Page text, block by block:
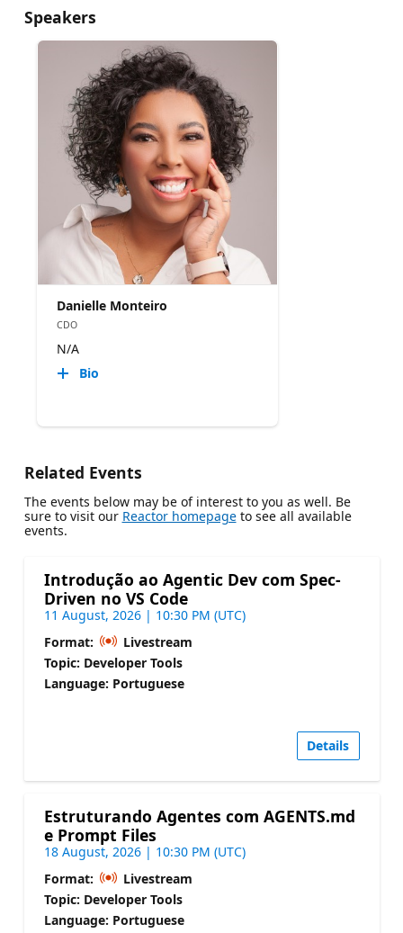
Speakers
Danielle Monteiro
CDO
N/A
Bio
Related Events
The events below may be of interest to you as well. Be
sure to visit our Reactor homepageto see all available
events.
Introdução ao Agentic Dev com Spec-
Driven no VS Code
11 August, 2026 | 10:30 PM (UTC)
Format:
Livestream
Topic: Developer Tools
Language: Portuguese
Details
Estruturando Agentes com AGENTS.md
e Prompt Files
18 August, 2026 | 10:30 PM (UTC)
Format:
Livestream
Topic: Developer Tools
Language: Portuguese